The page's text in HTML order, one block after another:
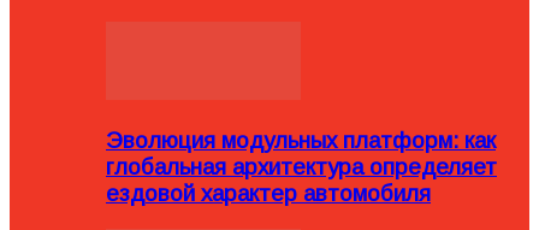
Эволюция модульных платформ: как
глобальная архитектура определяет
ездовой характер автомобиля